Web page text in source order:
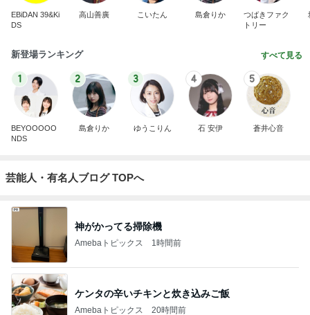
EBiDAN 39&Ki
DS
高山善廣 こいたん 島倉りか
つばきファク
トリー
新登場ランキング すべて見る
1
BEYOOOOO
NDS
2
島倉りか
3
ゆうこりん
4
石 安伊
5
蒼井心音
芸能人・有名人ブログ TOPへ
神がかってる掃除機
Amebaトピックス 1時間前
ケンタの辛いチキンと炊き込みご飯
Amebaトピックス 20時間前